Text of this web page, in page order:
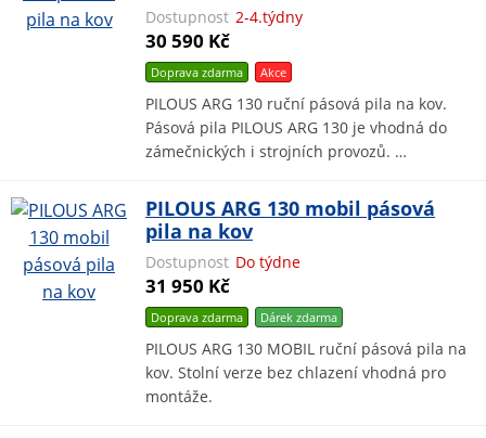
Dostupnost 2-4.týdny
30 590 Kč
Doprava zdarma Akce
PILOUS ARG 130 ruční pásová pila na kov.
Pásová pila PILOUS ARG 130 je vhodná do
zámečnických i strojních provozů. …
PILOUS ARG 130 mobil pásová
pila na kov
Dostupnost Do týdne
31 950 Kč
Doprava zdarma Dárekzdarma
PILOUS ARG 130 MOBIL ruční pásová pila na
kov. Stolní verze bez chlazení vhodná pro
montáže.